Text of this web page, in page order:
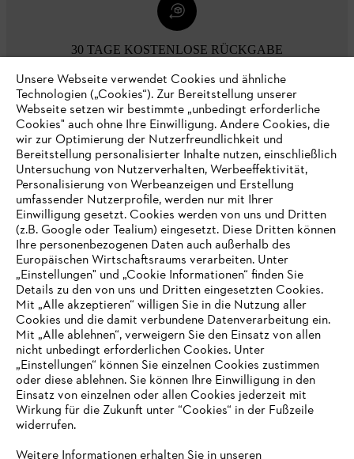
30 TAGE KOSTENLOSE RÜCKGABE
Zahlungsmöglichkeiten
Unternehmen
Online Shop
Service
IHR BROWSER WIRD NICHT
UNTERSTÜTZT
eine optimale Nutzung unserer Seite empfehlen wir Ihnen, zu
Unsere Webseite verwendet Cookies und ähnliche
Technologien („Cookies“). Zur Bereitstellung unserer
Webseite setzen wir bestimmte „unbedingt erforderliche
Cookies" auch ohne Ihre Einwilligung. Andere Cookies, die
wir zur Optimierung der Nutzerfreundlichkeit und
Bereitstellung personalisierter Inhalte nutzen, einschließlich
Untersuchung von Nutzerverhalten, Werbeeffektivität,
Personalisierung von Werbeanzeigen und Erstellung
umfassender Nutzerprofile, werden nur mit Ihrer
Einwilligung gesetzt. Cookies werden von uns und Dritten
(z.B. Google oder Tealium) eingesetzt. Diese Dritten können
Ihre personenbezogenen Daten auch außerhalb des
Europäischen Wirtschaftsraums verarbeiten. Unter
„Einstellungen" und „Cookie Informationen“ finden Sie
Details zu den von uns und Dritten eingesetzten Cookies.
Mit „Alle akzeptieren“ willigen Sie in die Nutzung aller
Cookies und die damit verbundene Datenverarbeitung ein.
Mit „Alle ablehnen“, verweigern Sie den Einsatz von allen
nicht unbedingt erforderlichen Cookies. Unter
„Einstellungen“ können Sie einzelnen Cookies zustimmen
oder diese ablehnen. Sie können Ihre Einwilligung in den
Einsatz von einzelnen oder allen Cookies jederzeit mit
Wirkung für die Zukunft unter “Cookies“ in der Fußzeile
widerrufen.